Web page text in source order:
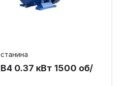
0.37 кВт 1500 об/